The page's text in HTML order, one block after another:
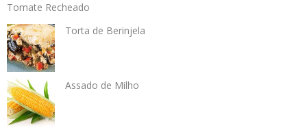
FALE CONOSCO
Tomate Recheado
Torta de Berinjela
Assado de Milho